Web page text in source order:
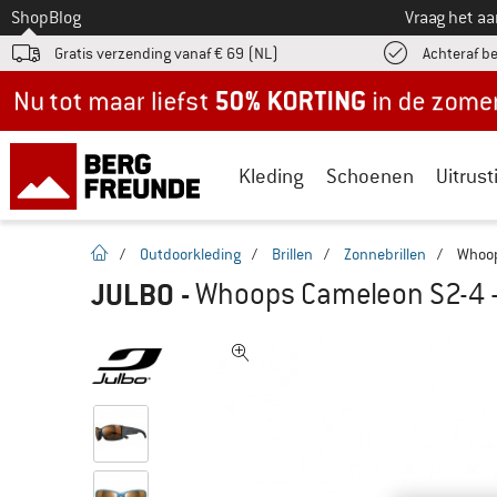
Naar
ShopBlog Vraag het
Gratis verzending vanaf € 69 (NL) Achteraf
Kleding Schoenen
Startpagina
/ Outdoorkleding / Brillen / Zonnebrillen /
JULBO -Whoops Cameleon S2-4